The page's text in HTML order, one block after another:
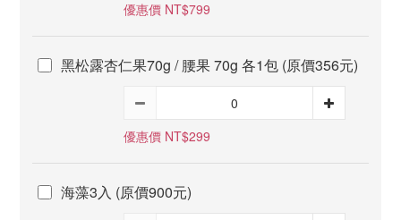
優惠價 NT$799
黑松露杏仁果70g / 腰果 70g 各1包 (原價356元)
優惠價 NT$299
海藻3入 (原價900元)